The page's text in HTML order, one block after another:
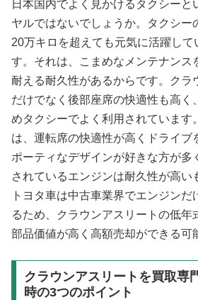
日本国内でよく見かけるタクシーと
ヤルではないでしょうか。タクシー
20万キロを超えても元気に活躍して
す。それは、こまめなメンテナンス
耐える耐久性があるからです。クラ
だけでなく後部座席の快適性も高く
めタクシーでよく利用されています
は、運転席の快適性が高くドライブ
ポーティなデザインが好きな方が多
されているエンジンは耐久性が高い
トヨタ車は中古車業界でエンジン
るため、クラウンアスリートの低年
部品価値が高く高額売却ができる可
クラウンアスリートを買取専
時の3つのポイント